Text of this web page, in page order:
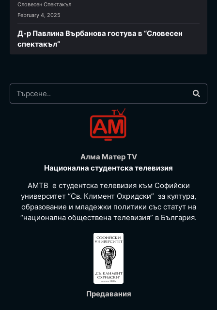
Словесен Спектакъл
February 4, 2025
Д-р Павлина Върбанова гостува в “Словесен
спектакъл”
Алма Матер TV
Национална студентска телевизия
АМТВ е студентска телевизия към Софийски
университет “Св. Климент Охридски” за култура,
образование и младежки политики със статут на
“национална обществена телевизия” в България.
Предавания